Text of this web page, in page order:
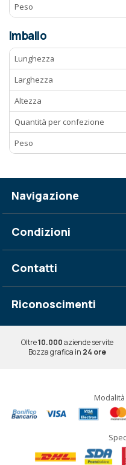
Peso
Imballo
Lunghezza
Larghezza
Altezza
Quantità per confezione
Peso
Navigazione
Condizioni
Contatti
Riconoscimenti
Oltre10.000aziende servite
Bozza grafica in 24 ore